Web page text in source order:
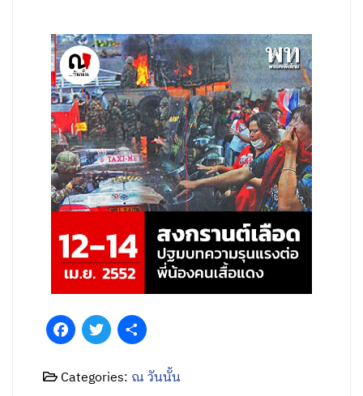
FacebookTwitter
Categories: ณ วันนั้น